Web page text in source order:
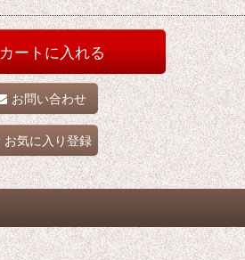
カートに入れる
お問い合わせ
お気に入り登録